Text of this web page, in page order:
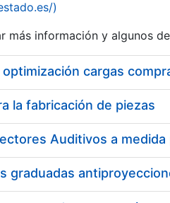
)
más información y algunos
cargas
la fabricación de piezas